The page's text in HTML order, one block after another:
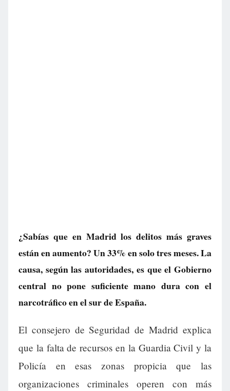
¿Sabías que en Madrid los delitos más graves
están en aumento? Un 33% en solo tres meses. La
causa, según las autoridades, es que el Gobierno
central no pone suficiente mano dura con el
narcotráfico en el sur de España.
El consejero de Seguridad de Madrid explica
que la falta de recursos en la Guardia Civil y la
Policía en esas zonas propicia que las
organizaciones criminales operen con más